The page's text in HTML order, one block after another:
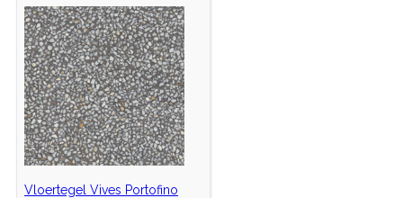
Vloertegel Vives Portofino